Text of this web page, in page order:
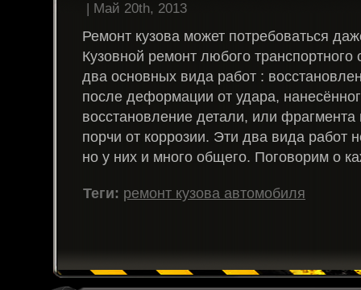
| Май 20th, 2013
Ремонт кузова может потребоваться
Кузовной ремонт любого транспортного
два основных вида работ :
после деформации от удара,
восстановление детали, или фрагмента
порчи от коррозии. Эти два вида работ
но у них и много общего. Поговорим о
Теги: ремонт кузова автомобиля